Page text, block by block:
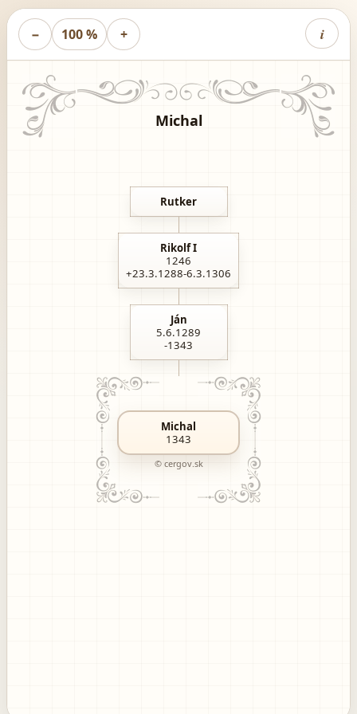
− 100 % + i
Michal
Rutker
Rikolf I
1246
+23.3.1288-6.3.1306
Ján
5.6.1289
-1343
Michal
1343
© cergov.sk